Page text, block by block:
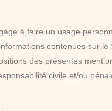
à faire un usage
contenues sur le
des présentes
civile et/ou